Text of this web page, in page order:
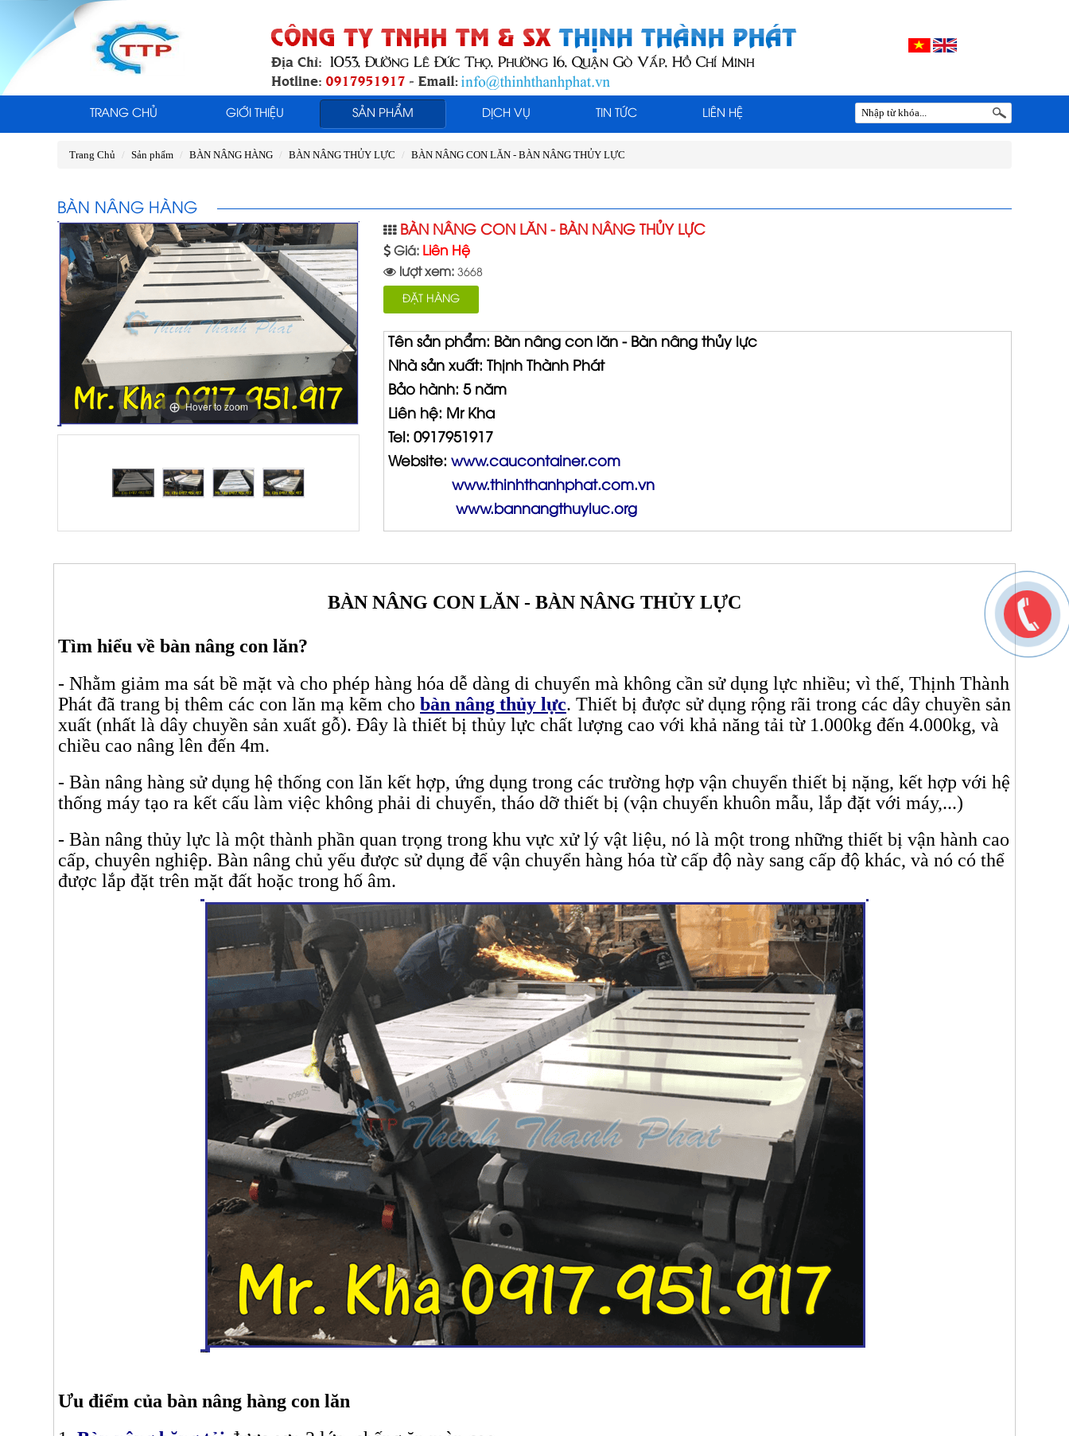
TRANG CHỦ GIỚI THIỆU SẢN PHẨM DỊCH VỤ TIN TỨC LIÊN HỆ
Trang Chủ Sản phẩm BÀN NÂNG HÀNG BÀN NÂNG THỦY LỰC BÀN NÂNG CON LĂN - BÀN NÂNG THỦY LỰC
BÀN NÂNG HÀNG
Hover to zoom
BÀN NÂNG CON LĂN - BÀN NÂNG THỦY LỰC
Giá: Liên Hệ
lượt xem: 3668
ĐẶT HÀNG
Tên sản phẩm: Bàn nâng con lăn - Bàn nâng thủy lực
Nhà sản xuất: Thịnh Thành Phát
Bảo hành: 5 năm
Liên hệ: Mr Kha
Tel: 0917951917
Website: www.caucontainer.com
www.thinhthanhphat.com.vn
www.bannangthuyluc.org
BÀN NÂNG CON LĂN - BÀN NÂNG THỦY LỰC
Tìm hiểu về bàn nâng con lăn?
- Nhằm giảm ma sát bề mặt và cho phép hàng hóa dễ dàng di chuyển mà không cần sử dụng lực nhiều; vì thế, Thịnh Thành
Phát đã trang bị thêm các con lăn mạ kẽm cho bàn nâng thủy lực. Thiết bị được sử dụng rộng rãi trong các dây chuyền sản
xuất (nhất là dây chuyền sản xuất gỗ). Đây là thiết bị thủy lực chất lượng cao với khả năng tải từ 1.000kg đến 4.000kg, và
chiều cao nâng lên đến 4m.
- Bàn nâng hàng sử dụng hệ thống con lăn kết hợp, ứng dụng trong các trường hợp vận chuyển thiết bị nặng, kết hợp với hệ
thống máy tạo ra kết cấu làm việc không phải di chuyển, tháo dỡ thiết bị (vận chuyển khuôn mẫu, lắp đặt với máy,...)
- Bàn nâng thủy lực là một thành phần quan trọng trong khu vực xử lý vật liệu, nó là một trong những thiết bị vận hành cao
cấp, chuyên nghiệp. Bàn nâng chủ yếu được sử dụng để vận chuyển hàng hóa từ cấp độ này sang cấp độ khác, và nó có thể
được lắp đặt trên mặt đất hoặc trong hố âm.
Ưu điểm của bàn nâng hàng con lăn